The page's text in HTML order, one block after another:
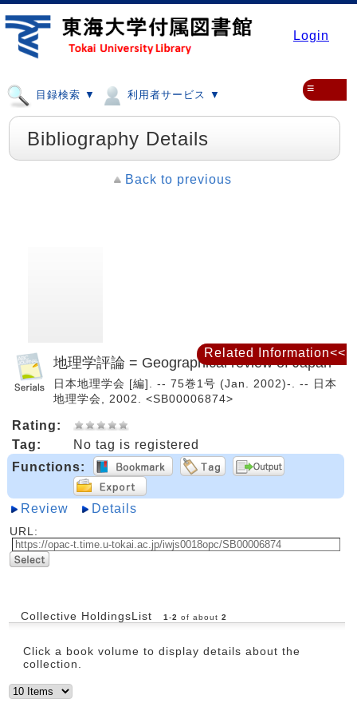
Login
目録検索 ▼ 利用者サービス ▼ ≡
Bibliography Details
Back to previous
地理学評論 = Geographical review of Japan
日本地理学会 [編]. -- 75巻1号 (Jan. 2002)-. -- 日本
地理学会, 2002. <SB00006874>
Rating:
Tag:
No tag is registered
Functions:
Review Details
URL:
Collective HoldingsList 1 -2 of about 2
Click a book volume to display details about the
collection.
Related Information<<